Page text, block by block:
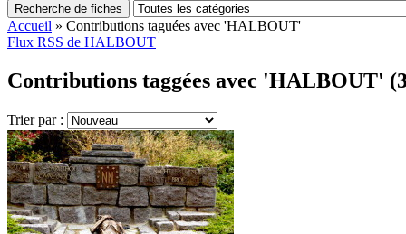
Recherche de fiches
Accueil » Contributions taguées avec 'HALBOUT'
Flux RSS de HALBOUT
Contributions taggées avec 'HALBOUT'
Trier par :